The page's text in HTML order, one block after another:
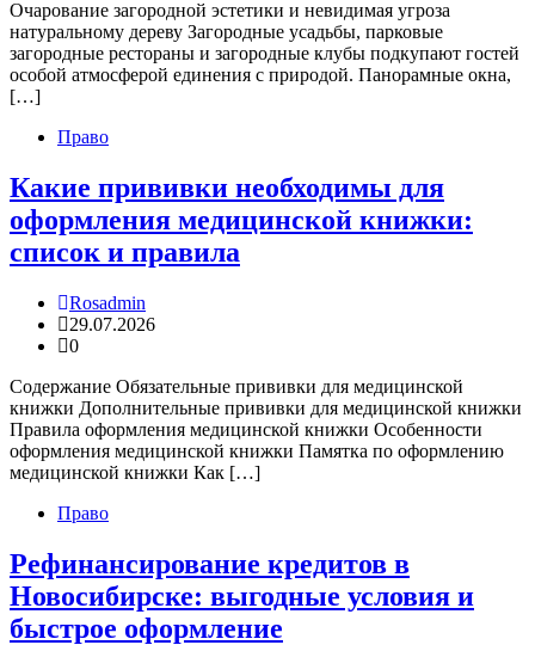
Очарование загородной эстетики и невидимая угроза
натуральному дереву Загородные усадьбы, парковые
загородные рестораны и загородные клубы подкупают гостей
особой атмосферой единения с природой. Панорамные окна,
[…]
Право
Какие прививки необходимы для
оформления медицинской книжки:
список и правила
Rosadmin
29.07.2026
0
Содержание Обязательные прививки для медицинской
книжки Дополнительные прививки для медицинской книжки
Правила оформления медицинской книжки Особенности
оформления медицинской книжки Памятка по оформлению
медицинской книжки Как […]
Право
Рефинансирование кредитов в
Новосибирске: выгодные условия и
быстрое оформление